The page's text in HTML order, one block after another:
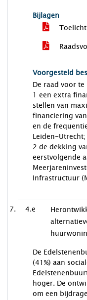
Bijlagen
Voorgesteld
De raad voor te
1 een extra
stellen van
financiering
en de
Leiden-Utrecht;
2 de dekking
eerstvolgende
Infrastructuur
4.e
De
(41%) aan
hoger. De
om een